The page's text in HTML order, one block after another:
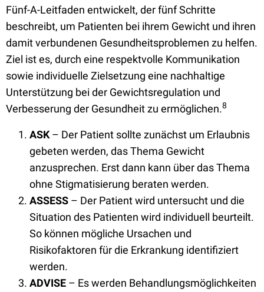
Fünf-A-Leitfaden entwickelt, der fünf Schritte
beschreibt, um Patienten bei ihrem Gewicht und ihren
damit verbundenen Gesundheitsproblemen zu helfen.
Ziel ist es, durch eine respektvolle Kommunikation
sowie individuelle Zielsetzung eine nachhaltige
Unterstützung bei der Gewichtsregulation und
Verbesserung der Gesundheit zu ermöglichen.8
ASK– Der Patient sollte zunächst um Erlaubnis
gebeten werden, das Thema Gewicht
anzusprechen. Erst dann kann über das Thema
ohne Stigmatisierung beraten werden.
ASSESS – Der Patient wird untersucht und die
Situation des Patienten wird individuell beurteilt.
So können mögliche Ursachen und
Risikofaktoren für die Erkrankung identifiziert
werden.
ADVISE – Es werden Behandlungsmöglichkeiten